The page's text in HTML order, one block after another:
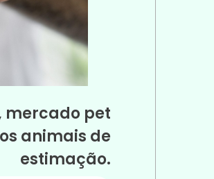
mercado pet
animais de
estimação.